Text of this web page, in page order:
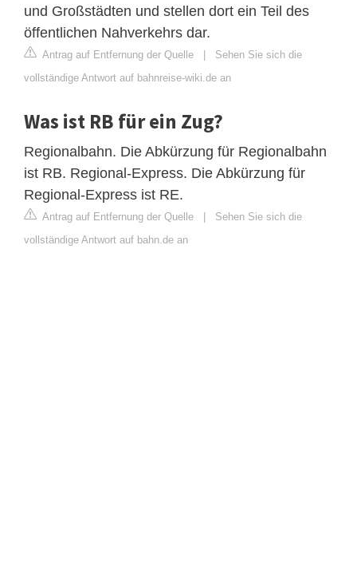
und Großstädten und stellen dort ein Teil des
öffentlichen Nahverkehrs dar.
Antrag auf Entfernung der Quelle
Sehen Sie sich die
vollständige Antwort auf bahnreise-wiki.de an
Was ist RB für ein Zug?
Regionalbahn. Die Abkürzung für Regionalbahn
ist RB. Regional-Express. Die Abkürzung für
Regional-Express ist RE.
Antrag auf Entfernung der Quelle
Sehen Sie sich die
vollständige Antwort auf bahn.de an